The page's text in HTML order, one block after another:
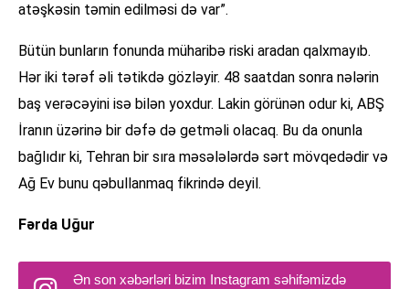
atəşkəsin təmin edilməsi də var”.
Bütün bunların fonunda müharibə riski aradan qalxmayıb.
Hər iki tərəf əli tətikdə gözləyir. 48 saatdan sonra nələrin
baş verəcəyini isə bilən yoxdur. Lakin görünən odur ki, ABŞ
İranın üzərinə bir dəfə də getməli olacaq. Bu da onunla
bağlıdır ki, Tehran bir sıra məsələlərdə sərt mövqedədir və
Ağ Ev bunu qəbullanmaq fikrində deyil.
Fərda Uğur
Ən son xəbərləri bizim Instagram səhifəmizdə